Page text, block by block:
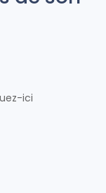
ici